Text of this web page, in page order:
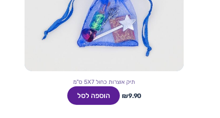
תיק אוצרות כחול 5X7 ס"מ
₪9.90 הוספה לסל